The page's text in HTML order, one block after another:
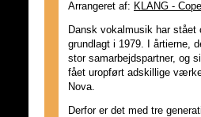
Arrangeret af: KLANG -
Dansk vokalmusik har
grundlagt i 1979. I årtierne,
stor samarbejdspartner, og
fået uropført adskillige
Nova.
Derfor er det med tre